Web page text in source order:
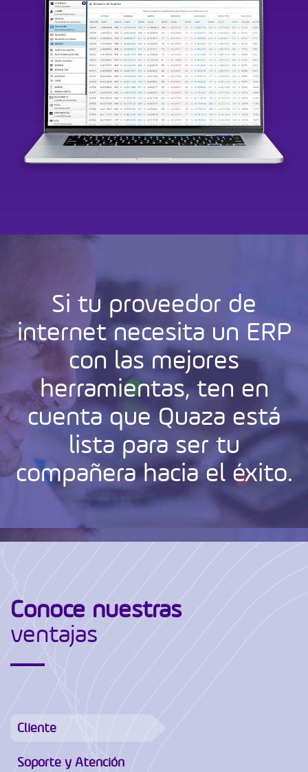
Si tu proveedor de
internet necesita un ERP
con las mejores
herramientas, ten en
cuenta que Quaza está
lista para ser tu
compañera hacia el éxito.
Conoce nuestras
ventajas
Cliente
Soporte y Atención